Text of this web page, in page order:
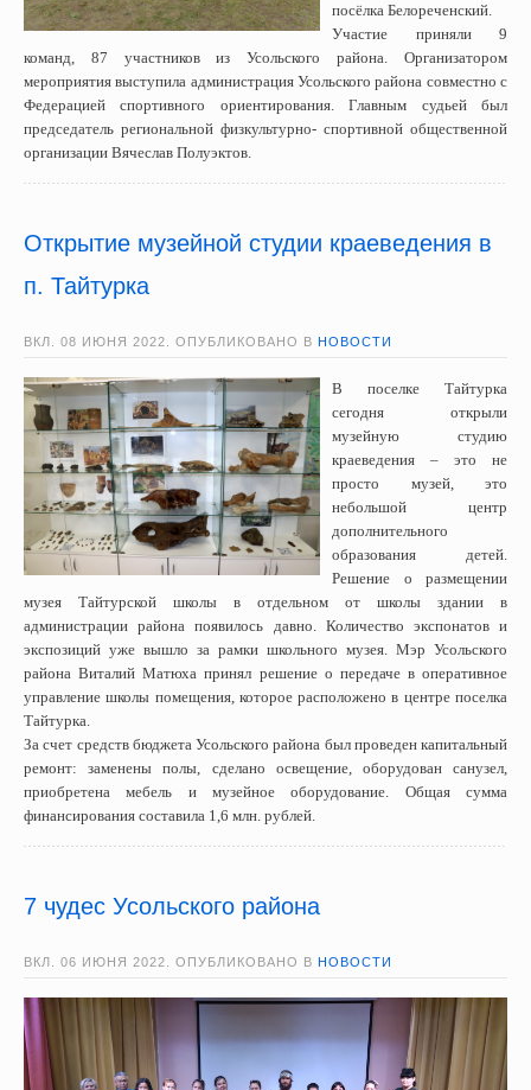
посёлка Белореченский.
Участие приняли 9
команд, 87 участников из Усольского района. Организатором
мероприятия выступила администрация Усольского района совместно с
Федерацией спортивного ориентирования. Главным судьей был
председатель региональной физкультурно- спортивной общественной
организации Вячеслав Полуэктов.
Открытие музейной студии краеведения в
п. Тайтурка
ВКЛ. 08 ИЮНЯ 2022 . ОПУБЛИКОВАНО В НОВОСТИ
В поселке Тайтурка
сегодня открыли
музейную студию
краеведения – это не
просто музей, это
небольшой центр
дополнительного
образования детей.
Решение о размещении
музея Тайтурской школы в отдельном от школы здании в
администрации района появилось давно. Количество экспонатов и
экспозиций уже вышло за рамки школьного музея. Мэр Усольского
района Виталий Матюха принял решение о передаче в оперативное
управление школы помещения, которое расположено в центре поселка
Тайтурка.
За счет средств бюджета Усольского района был проведен капитальный
ремонт: заменены полы, сделано освещение, оборудован санузел,
приобретена мебель и музейное оборудование. Общая сумма
финансирования составила 1,6 млн. рублей.
7 чудес Усольского района
ВКЛ. 06 ИЮНЯ 2022 . ОПУБЛИКОВАНО В НОВОСТИ